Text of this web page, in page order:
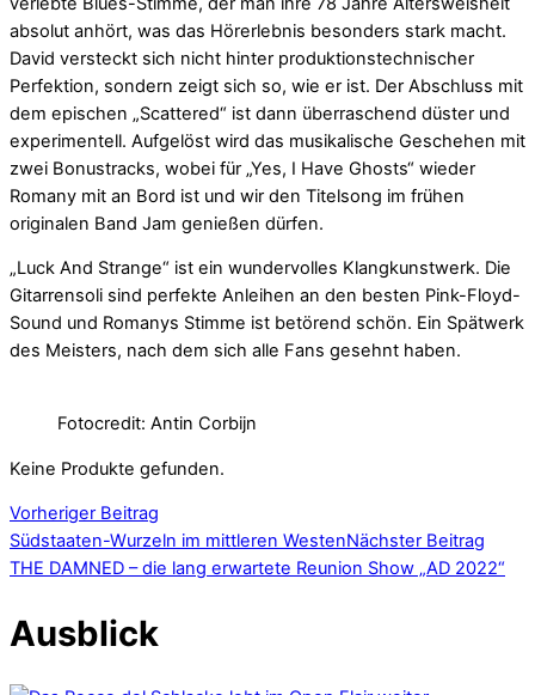
absolut anhört, was das Hörerlebnis besonders stark macht.
David versteckt sich nicht hinter produktionstechnischer
Perfektion, sondern zeigt sich so, wie er ist. Der Abschluss mit
dem epischen „Scattered“ ist dann überraschend düster und
experimentell. Aufgelöst wird das musikalische Geschehen mit
zwei Bonustracks, wobei für „Yes, I Have Ghosts“ wieder
Romany mit an Bord ist und wir den Titelsong im frühen
originalen Band Jam genießen dürfen.
„Luck And Strange“ ist ein wundervolles Klangkunstwerk. Die
Gitarrensoli sind perfekte Anleihen an den besten Pink-Floyd-
Sound und Romanys Stimme ist betörend schön. Ein Spätwerk
des Meisters, nach dem sich alle Fans gesehnt haben.
Fotocredit: Antin Corbijn
Keine Produkte gefunden.
Vorheriger Beitrag
Südstaaten-Wurzeln im mittleren WestenNächster Beitrag
THE DAMNED – die lang erwartete Reunion Show „AD 2022“
Ausblick